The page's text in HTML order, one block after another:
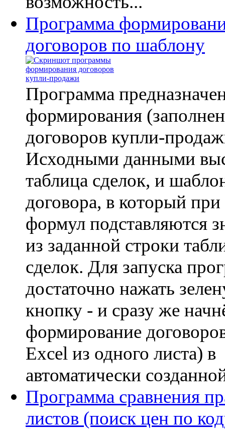
Программа
договоров по шаблону
Программа
формирования
договоров купли-
Исходными данными
таблица сделок, и
договора, в который
формул подставляются
из заданной строки
сделок. Для запуска
достаточно нажать
кнопку - и сразу же
формирование
Excel из одного листа) в
автоматически
Программа сравнения
листов (поиск цен по